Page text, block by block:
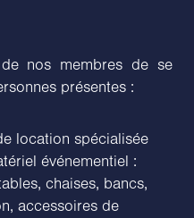
nos membres de se
présentes :
location spécialisée
événementiel :
chaises, bancs,
accessoires de